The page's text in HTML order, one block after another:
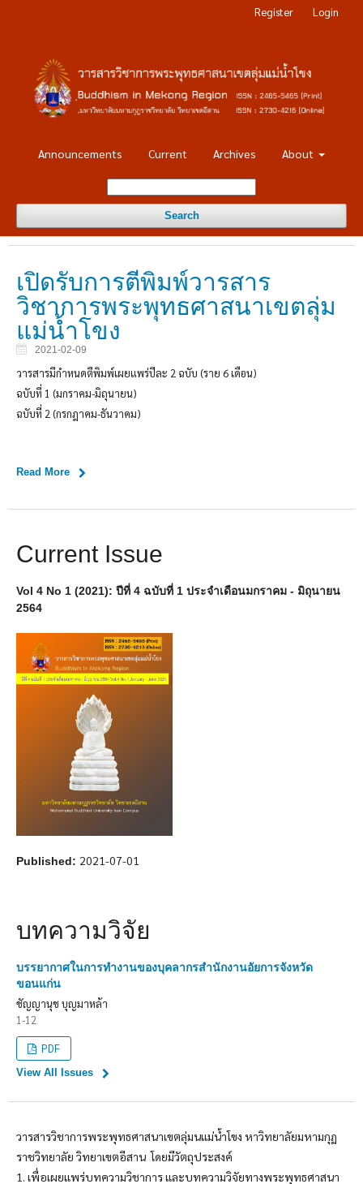
Announcements Current Archives About
Search
Register Login
เปิดรับการตีพิมพ์วารสาร
วิชาการพระพุทธศาสนาเขตลุ่ม
แม่น้ำโขง
2021-02-09
วารสารมีกำหนดตีพิมพ์เผยแพร่ปีละ 2 ฉบับ (ราย 6 เดือน)
ฉบับที่ 1 (มกราคม-มิถุนายน)
ฉบับที่ 2 (กรกฎาคม-ธันวาคม)
Read More
Current Issue
Vol 4 No 1 (2021): ปีที่ 4 ฉบับที่ 1 ประจำเดือนมกราคม - มิถุนายน
2564
Published: 2021-07-01
บทความวิจัย
บรรยากาศในการทำงานของบุคลากรสำนักงานอัยการจังหวัด
ขอนแก่น
ชัญญานุช บุญมาหล้า
1-12
PDF
View All Issues
วารสารวิชาการพระพุทธศาสนาเขตลุ่มนแม่น้ำโขง หาวิทยาลัยมหามกุฏ
ราชวิทยาลัย วิทยาเขตอีสาน โดยมีวัตถุประสงค์
1. เพื่อเผยแพร่บทความวิชาการ และบทความวิจัยทางพระพุทธศาสนา